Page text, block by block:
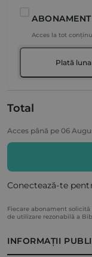
INFORMAȚII
Acces la tot
Plată
Total
Acces până pe 06
Conectează-te
Fiecare abonament solicită
de utilizare rezonabilă a